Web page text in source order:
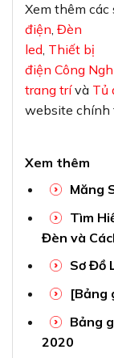
Xem thêm
điện, Đèn
led, Thiết bị
điện Công
trang trívà Tủ
website chính
Xem thêm
Măng
Tìm
Đèn và
Sơ Đồ
[Bảng
Bảng
2020